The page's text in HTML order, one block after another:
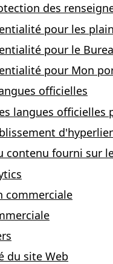
des
pour les
pour le
pour Mon
officielles
langues
contenu fourni sur
commerciale
du site Web